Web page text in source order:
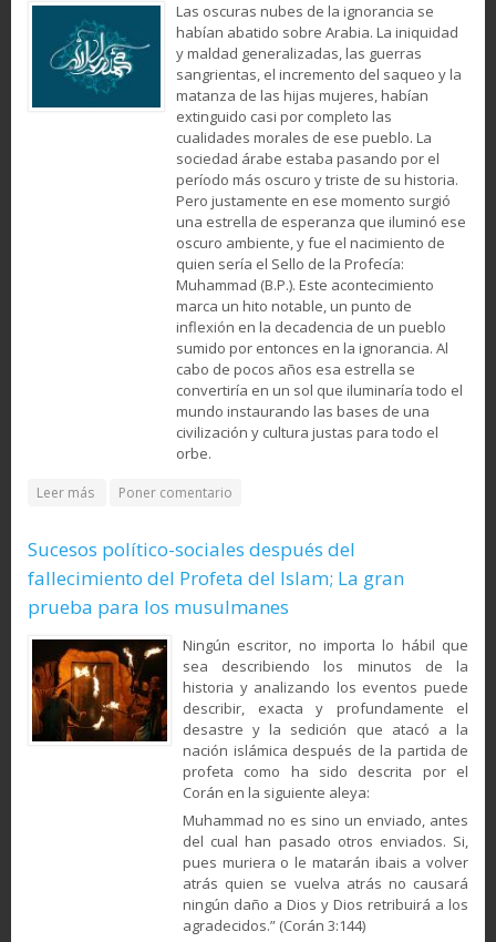
Las oscuras nubes de la ignorancia se
habían abatido sobre Arabia. La iniquidad
y maldad generalizadas, las guerras
sangrientas, el incremento del saqueo y la
matanza de las hijas mujeres, habían
extinguido casi por completo las
cualidades morales de ese pueblo. La
sociedad árabe estaba pasando por el
período más oscuro y triste de su historia.
Pero justamente en ese momento surgió
una estrella de esperanza que iluminó ese
oscuro ambiente, y fue el nacimiento de
quien sería el Sello de la Profecía:
Muhammad (B.P.). Este acontecimiento
marca un hito notable, un punto de
inflexión en la decadencia de un pueblo
sumido por entonces en la ignorancia. Al
cabo de pocos años esa estrella se
convertiría en un sol que iluminaría todo el
mundo instaurando las bases de una
civilización y cultura justas para todo el
orbe.
Leer más about El Profeta Mahoma (Muhammad) (PB); Su nacimiento,
Poner comentario
Sucesos político-sociales después del
fallecimiento del Profeta del Islam; La gran
prueba para los musulmanes
Ningún escritor, no importa lo hábil que
sea describiendo los minutos de la
historia y analizando los eventos puede
describir, exacta y profundamente el
desastre y la sedición que atacó a la
nación islámica después de la partida de
profeta como ha sido descrita por el
Corán en la siguiente aleya:
Muhammad no es sino un enviado, antes
del cual han pasado otros enviados. Si,
pues muriera o le matarán ibais a volver
atrás quien se vuelva atrás no causará
ningún daño a Dios y Dios retribuirá a los
agradecidos.” (Corán 3:144)